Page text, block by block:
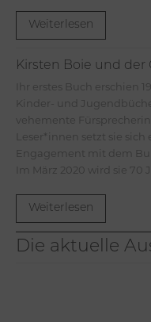
Weiterlesen
Kirsten Boie und der
Ihr erstes Buch erschien
Kinder- und
vehemente
Leser*innen setzt sie sich
Engagement mit dem
Im März 2020 wird sie 70
Weiterlesen
Die aktuelle